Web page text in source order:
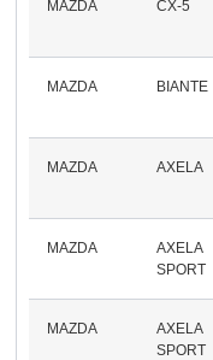
MAZDA CX-5
MAZDA BIANTE
MAZDA AXELA
MAZDA
AXELA
SPORT
MAZDA
AXELA
SPORT